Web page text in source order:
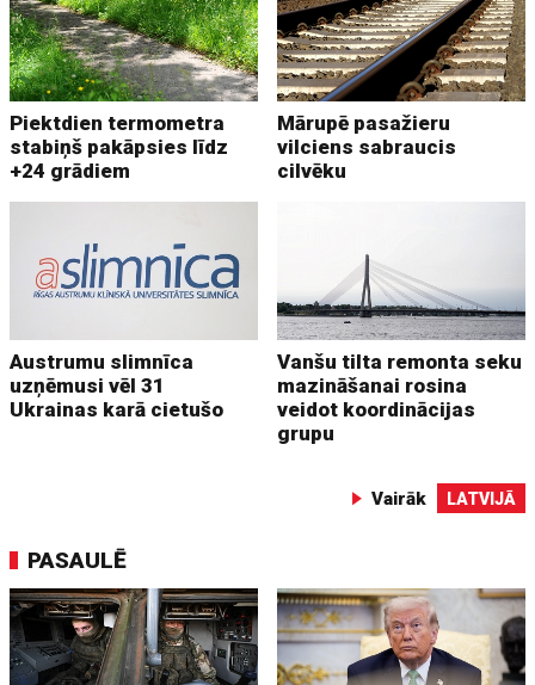
Piektdien termometra
stabiņš pakāpsies līdz
+24 grādiem
Mārupē pasažieru
vilciens sabraucis
cilvēku
Austrumu slimnīca
uzņēmusi vēl 31
Ukrainas karā cietušo
Vanšu tilta remonta seku
mazināšanai rosina
veidot koordinācijas
grupu
Vairāk LATVIJĀ
PASAULĒ